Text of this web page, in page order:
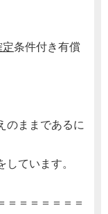
条件付き有償
のままであるに
ています。
＝＝＝＝＝＝＝